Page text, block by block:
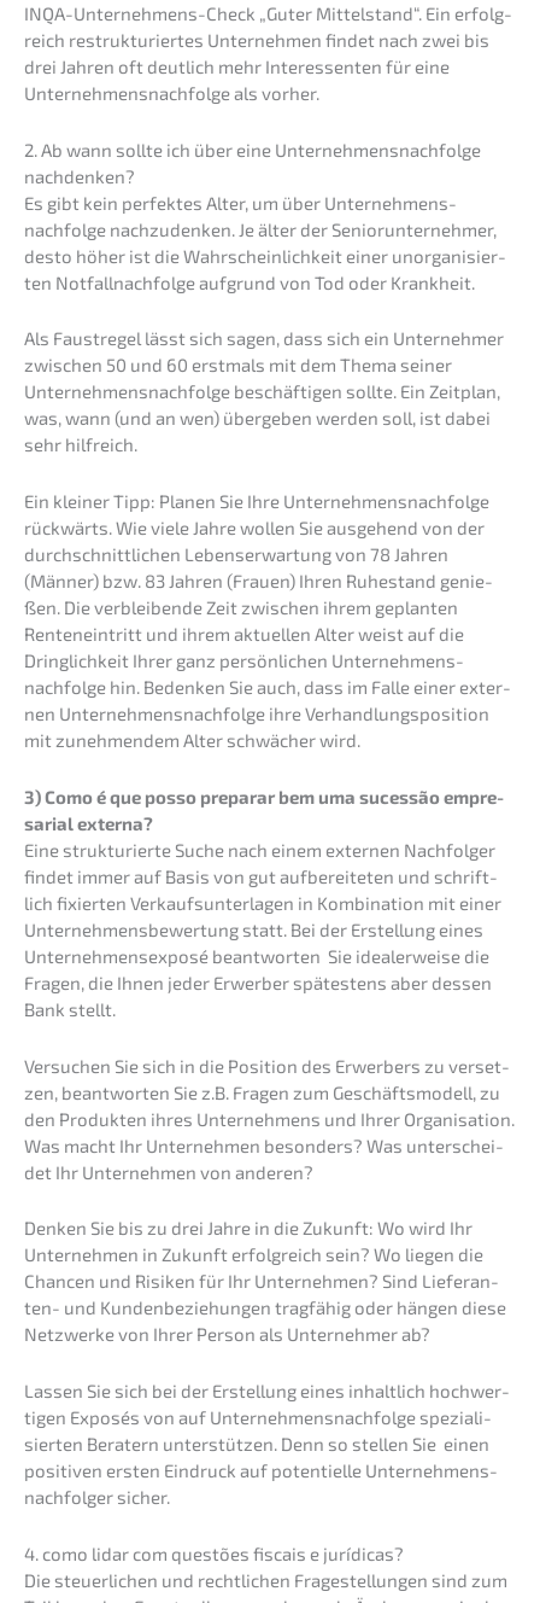
INQA-Unter­neh­mens-Check „Guter Mittel­stand“. Ein erfolg­
reich restruk­tu­rier­tes Unter­neh­men findet nach zwei bis
drei Jahren oft deutlich mehr Inter­es­sen­ten für eine
Unternehmens­nachfolge als vorher.
2. Ab wann sollte ich über eine Unternehmens­nachfolge
nachdenken?
Es gibt kein perfek­tes Alter, um über Unternehmens­
nachfolge nachzu­den­ken. Je älter der Senior­un­ter­neh­mer,
desto höher ist die Wahrschein­lich­keit einer unorga­ni­sier­
ten Notfall­nach­fol­ge aufgrund von Tod oder Krankheit.
Als Faust­re­gel lässt sich sagen, dass sich ein Unter­neh­mer
zwischen 50 und 60 erstmals mit dem Thema seiner
Unternehmens­nachfolge beschäf­ti­gen sollte. Ein Zeitplan,
was, wann (und an wen) überge­ben werden soll, ist dabei
sehr hilfreich.
Ein kleiner Tipp: Planen Sie Ihre Unternehmens­nachfolge
rückwärts. Wie viele Jahre wollen Sie ausge­hend von der
durch­schnitt­li­chen Lebens­er­war­tung von 78 Jahren
(Männer) bzw. 83 Jahren (Frauen) Ihren Ruhestand genie­
ßen. Die verblei­ben­de Zeit zwischen ihrem geplan­ten
Renten­ein­tritt und ihrem aktuel­len Alter weist auf die
Dring­lich­keit Ihrer ganz persön­li­chen Unternehmens­
nachfolge hin. Beden­ken Sie auch, dass im Falle einer exter­
nen Unternehmens­nachfolge ihre Verhand­lungs­po­si­ti­on
mit zuneh­men­dem Alter schwä­cher wird.
3) Como é que posso preparar bem uma suces­são empre­
sa­ri­al externa?
Eine struk­tu­rier­te Suche nach einem exter­nen Nachfol­ger
findet immer auf Basis von gut aufbe­rei­te­ten und schrift­
lich fixier­ten Verkaufs­un­ter­la­gen in Kombi­na­ti­on mit einer
Unter­neh­mens­be­wer­tung statt. Bei der Erstel­lung eines
Unter­neh­mens­ex­po­sé beant­wor­ten Sie idealer­wei­se die
Fragen, die Ihnen jeder Erwer­ber spätes­tens aber dessen
Bank stellt.
Versu­chen Sie sich in die Positi­on des Erwer­bers zu verset­
zen, beant­wor­ten Sie z.B. Fragen zum Geschäfts­mo­dell, zu
den Produk­ten ihres Unter­neh­mens und Ihrer Organi­sa­ti­on.
Was macht Ihr Unter­neh­men beson­ders? Was unter­schei­
det Ihr Unter­neh­men von anderen?
Denken Sie bis zu drei Jahre in die Zukunft: Wo wird Ihr
Unter­neh­men in Zukunft erfolg­reich sein? Wo liegen die
Chancen und Risiken für Ihr Unter­neh­men? Sind Liefe­ran­
ten- und Kunden­be­zie­hun­gen tragfä­hig oder hängen diese
Netzwer­ke von Ihrer Person als Unter­neh­mer ab?
Lassen Sie sich bei der Erstel­lung eines inhalt­lich hochwer­
ti­gen Exposés von auf Unternehmens­nachfolge spezia­li­
sier­ten Beratern unter­stüt­zen. Denn so stellen Sie einen
positi­ven ersten Eindruck auf poten­ti­el­le Unter­neh­mens­
nach­fol­ger sicher.
4. como lidar com questões fiscais e jurídicas?
Die steuer­li­chen und recht­li­chen Frage­stel­lun­gen sind zum